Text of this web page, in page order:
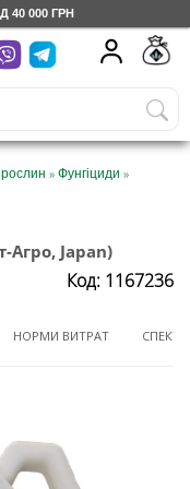
000 ГРН
» Фунгіциди »
Агро, Japan)
Код: 1167236
НОРМИ ВИТРАТ СПЕКТР